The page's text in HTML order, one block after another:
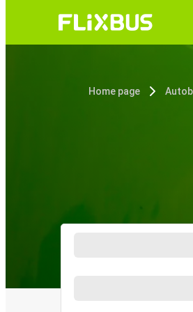
Home page